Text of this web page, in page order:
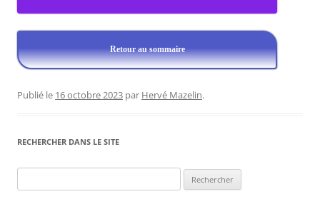
Retour au sommaire
Publié le 16 octobre 2023 par Hervé Mazelin.
RECHERCHER DANS LE SITE